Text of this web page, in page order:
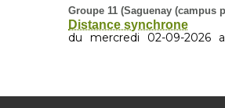
Groupe 11 (Saguenay (campus
Distance synchrone
du mercredi 02-09-2026